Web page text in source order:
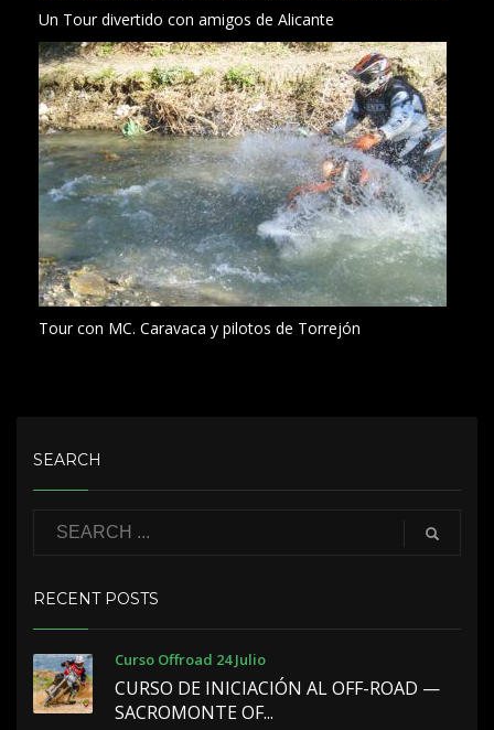
Un Tour divertido con amigos de Alicante
Tour con MC. Caravaca y pilotos de Torrejón
SEARCH
RECENT POSTS
Curso Offroad 24 Julio
CURSO DE INICIACIÓN AL OFF-ROAD —
SACROMONTE OF...